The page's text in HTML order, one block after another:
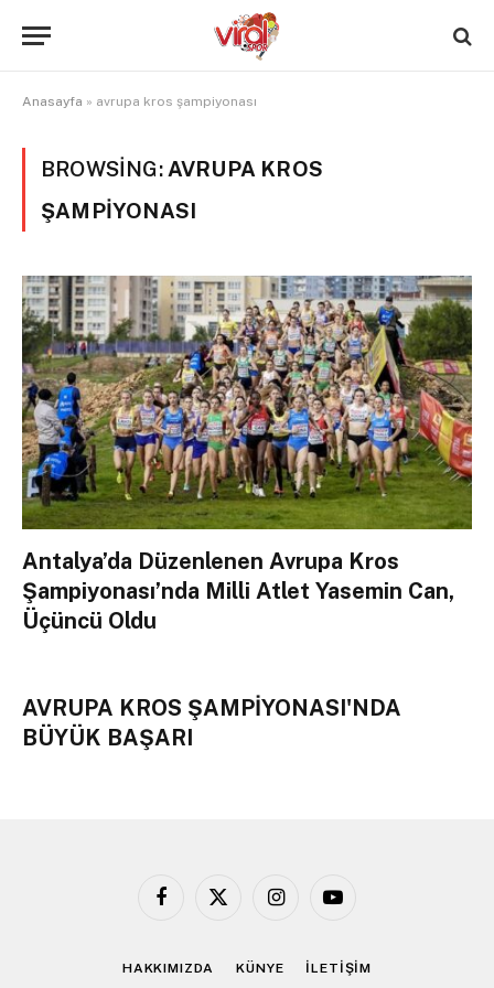
Anasayfa » avrupa kros şampiyonası
BROWSING: AVRUPA KROS
ŞAMPIYONASI
Antalya’da Düzenlenen Avrupa Kros
Şampiyonası’nda Milli Atlet Yasemin Can,
Üçüncü Oldu
AVRUPA KROS ŞAMPİYONASI'NDA
BÜYÜK BAŞARI
Facebook
X
InstagramYouTube
HAKKIMIZDA KÜNYE İLETİŞİM